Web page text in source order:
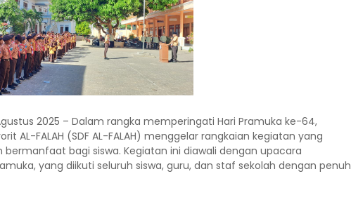
Agustus 2025 – Dalam rangka memperingati Hari Pramuka ke-64,
AL-FALAH (SDF AL-FALAH) menggelar rangkaian kegiatan yang
bagi siswa. Kegiatan ini diawali dengan upacara
yang diikuti seluruh siswa, guru, dan staf sekolah dengan penuh